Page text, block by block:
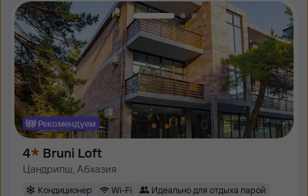
Рекомендуем
4 Bruni Loft
Цандрипш, Абхазия
Кондиционер Wi-Fi Идеально для отдыха парой